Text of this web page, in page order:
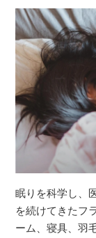
眠りを科学し、
を続けてきたフ
ーム、寝具、羽